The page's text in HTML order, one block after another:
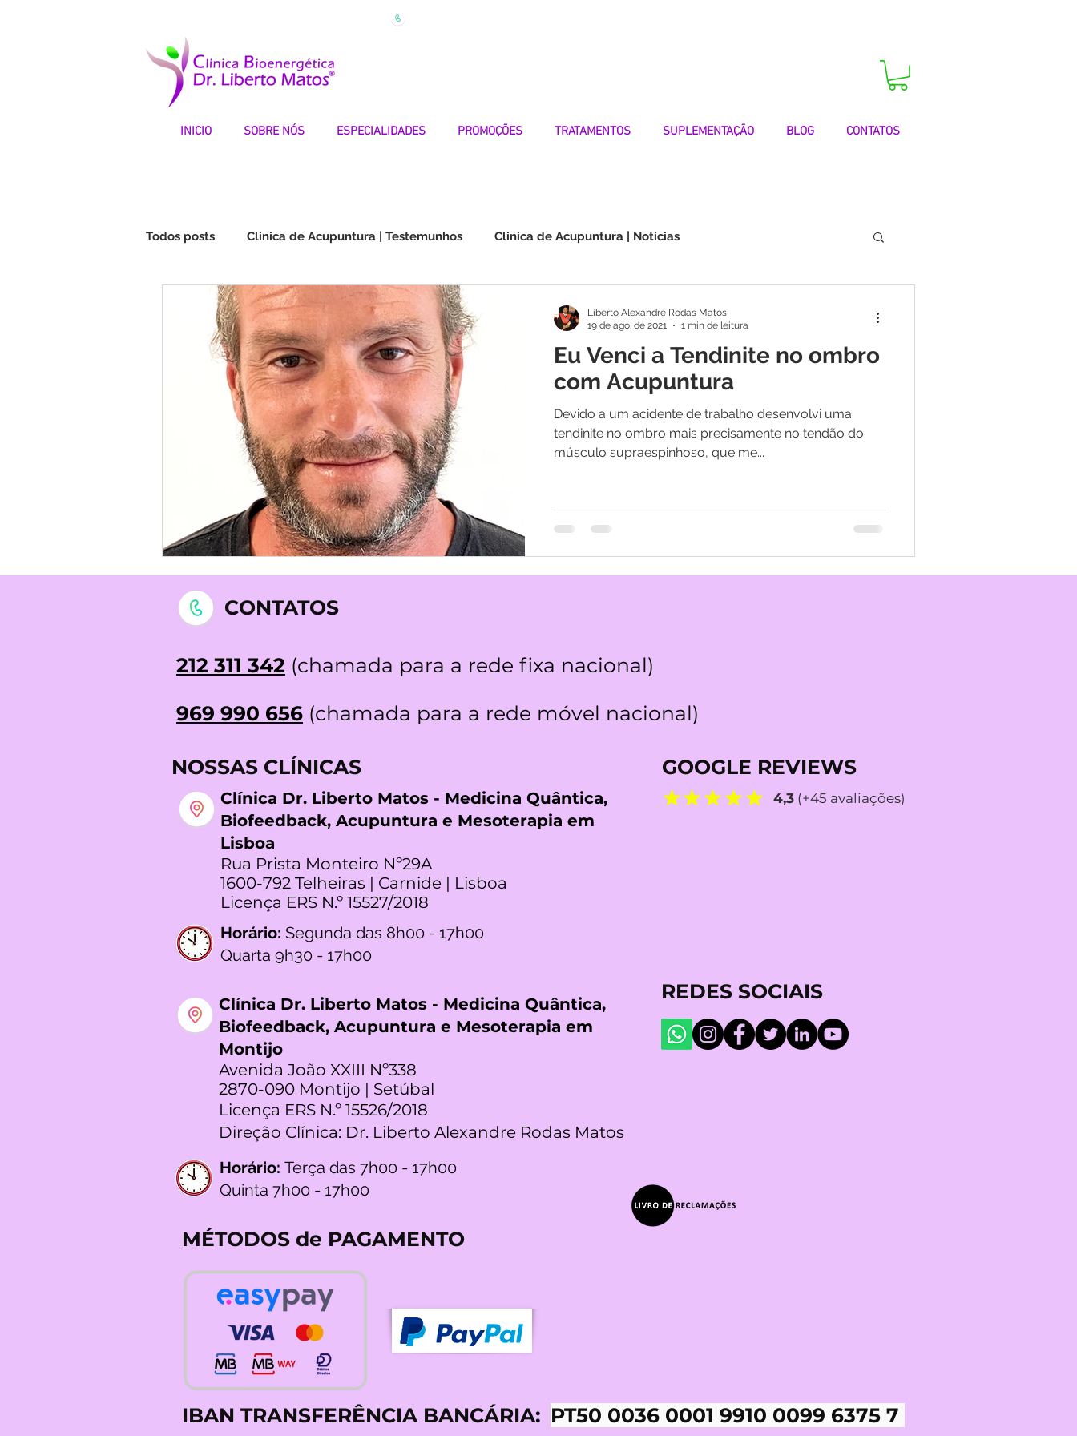
INICIO SOBRE NÓS ESPECIALIDADES PROMOÇÕES TRATAMENTOS SUPLEMENTAÇÃO BLOG CONTATOS
Todos posts Clinica de Acupuntura | Testemunhos Clinica de Acupuntura | Notícias
Fibromialgia | Testemunhos Choque na Orelha | Testemunhos
STOP DEPRESSÃO | Testemunhos Medicina Quântica | TestemunhosEu Venci a Tendinite no ombro
com Acupuntura
Devido a um acidente de trabalho desenvolvi uma
tendinite no ombro mais precisamente no tendão do
músculo supraespinhoso, que me...
Liberto Alexandre Rodas Matos
19 de ago. de 2021
1 min de leitura
CONTATOS
212 311 342 (chamada para a rede fixa nacional)
969 990 656 (chamada para a rede móvel nacional)
NOSSAS CLÍNICAS
Clínica Dr. Liberto Matos - Medicina Quântica,
Biofeedback, Acupuntura e Mesoterapia em
Lisboa
Rua Prista Monteiro Nº29A
1600-792 Telheiras | Carnide | Lisboa
Licença ERS N.º 15527/2018
GOOGLE REVIEWS
4,3 (+45 avaliações)
Horário: Segunda das 8h00 - 17h00
Quarta 9h30 - 17h00
Clínica Dr. Liberto Matos - Medicina Quântica,
Biofeedback, Acupuntura e Mesoterapia em
Montijo
Avenida João XXIII Nº338
2870-090 Montijo | Setúbal
Licença ERS N.º 15526/2018
Direção Clínica: Dr. Liberto Alexandre Rodas Matos
REDES SOCIAIS
Horário: Terça das 7h00 - 17h00
Quinta 7h00 - 17h00
MÉTODOS de PAGAMENTO
IBAN TRANSFERÊNCIA BANCÁRIA: PT50 0036 0001 9910 0099 6375 7